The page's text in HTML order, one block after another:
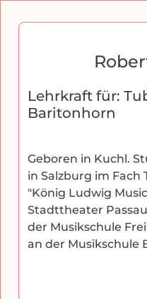
Lehrkraft für:
Baritonhorn
Geboren in Kuchl.
in Salzburg im Fach
"König Ludwig
Stadttheater
der Musikschule
an der Musikschule